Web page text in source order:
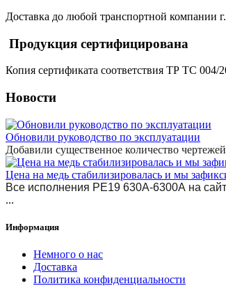
Доставка до любой транспортной компании
Продукция сертифицирована
Копия сертификата соответствия ТР ТС 004/
Новости
Обновили руководство по эксплуатации
Добавили существенное количество
Цена на медь стабилизировалась и мы
Все исполнения РЕ19 630А-6300А на
...
Информация
Немного о нас
Доставка
Политика конфиденциальности